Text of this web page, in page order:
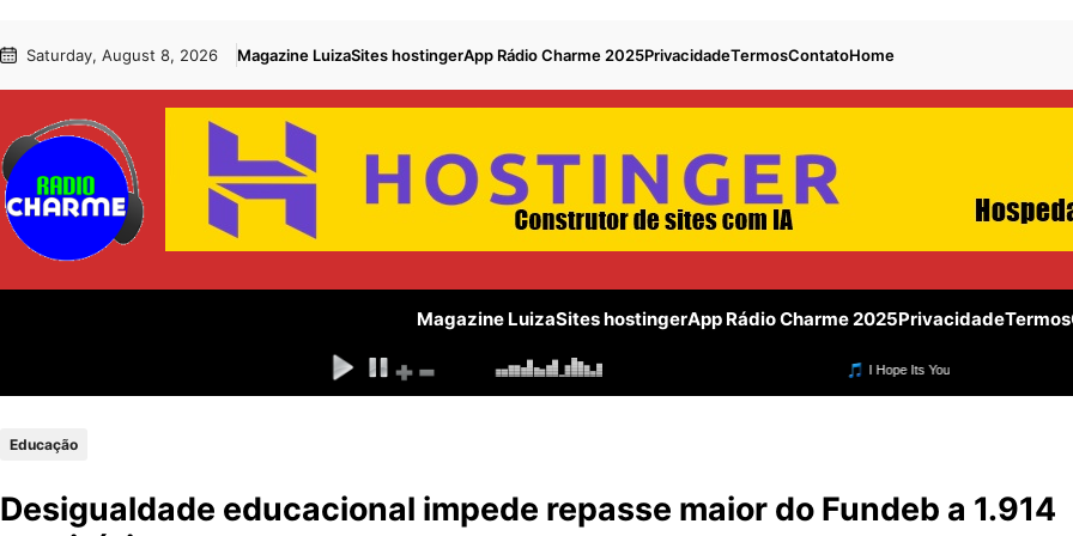
para
conteúdo
to Saturday, August 8, 2026 Magazine LuizaSites hostingerApp Rádio Charme 2025PrivacidadeTermosContatoHome
Magazine LuizaSites hostingerApp Rádio Charme 2025PrivacidadeTermos
Educação
Desigualdade educacional impede repasse maior do Fundeb a 1.914